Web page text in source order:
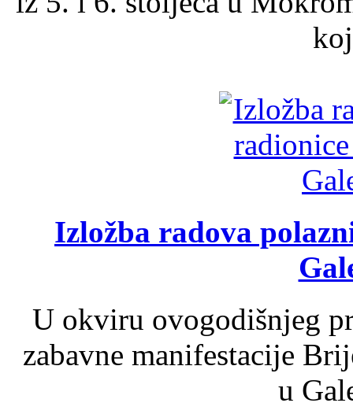
Izložba radova
U okviru ovogodišnjeg
zabavne manifestacije
u